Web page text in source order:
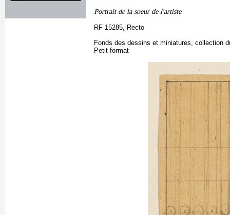
Portrait de la soeur de l'artiste
RF 15285, Recto
Fonds des dessins et miniatures, collection
Petit format